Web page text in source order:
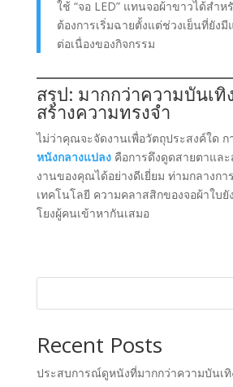
ใช้ “จอ LED” แทนจอผ้าขาวได้สำห
ต้องการเริ่มฉายตั้งแต่ช่วงเย็นที่ยังมี
ต่อเนื่องของกิจกรรม
สรุป: มากกว่าความบันเทิ
สร้างความทรงจำ
ไม่ว่าคุณจะจัดงานเพื่อวัตถุประสงค์ใด ก
หนังกลางแปลง คือการดึงดูดสายตาแล
งานของคุณได้อย่างดีเยี่ยม ท่ามกลางกา
เทคโนโลยี ความคลาสสิกของจอผ้าใบ
โยงผู้คนเข้าหากันเสมอ
Recent Posts
ประสบการณ์ดูหนังที่มากกว่าความบันเทิ